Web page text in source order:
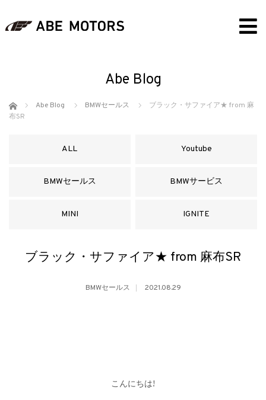
Abe Blog
ホーム Abe Blog BMWセールス
ブラック・サファイア★ from 麻
布SR
ALL Youtube
BMWセールス BMWサービス
MINI IGNITE
ブラック・サファイア★ from 麻布SR
BMWセールス 2021.08.29
こんにちは!